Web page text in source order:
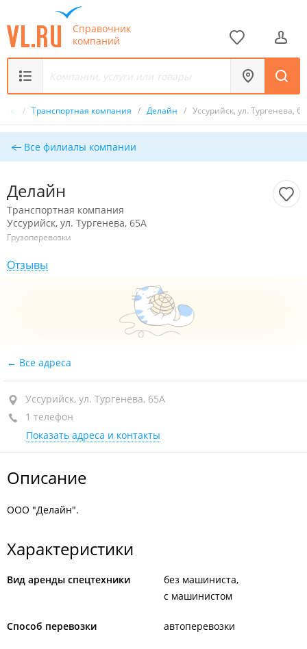
Справочник
компаний
/ Транспортная компания / Делайн / Уссурийск, ул. Тургенева,
Все филиалы компании
Делайн
Транспортная компания
Уссурийск, ул. Тургенева, 65А
Грузоперевозки
Отзывы
Все адреса
Уссурийск, ул. Тургенева, 65А
1 телефон
Показать адреса и контакты
Описание
ООО "Делайн".
Характеристики
Вид аренды спецтехники
без машиниста
с машинистом
Способ перевозки автоперевозки